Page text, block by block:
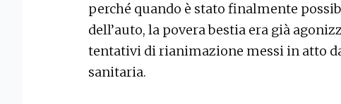
perché quando è stato finalmente
dell’auto, la povera bestia era già
tentativi di rianimazione messi in atto
sanitaria.